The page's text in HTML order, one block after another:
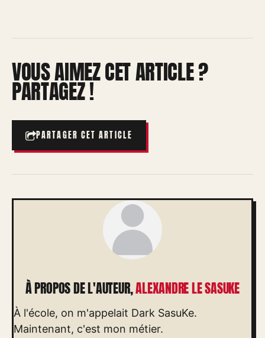
VOUS AIMEZ CET ARTICLE ?
PARTAGEZ !
PARTAGER CET ARTICLE
À PROPOS DE L'AUTEUR,ALEXANDRE LE SASUKE
À l'école, on m'appelait Dark SasuKe.
Maintenant, c'est mon métier.